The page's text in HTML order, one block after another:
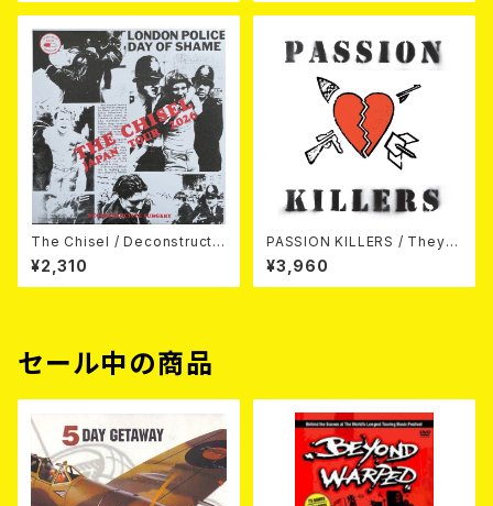
2")
The Chisel / Deconstructiv
e Surgery (7"EP)
¥2,310
PASSION KILLERS / They K
ill Our Passion With Their
Hate And Wars LP
¥3,960
セール中の商品